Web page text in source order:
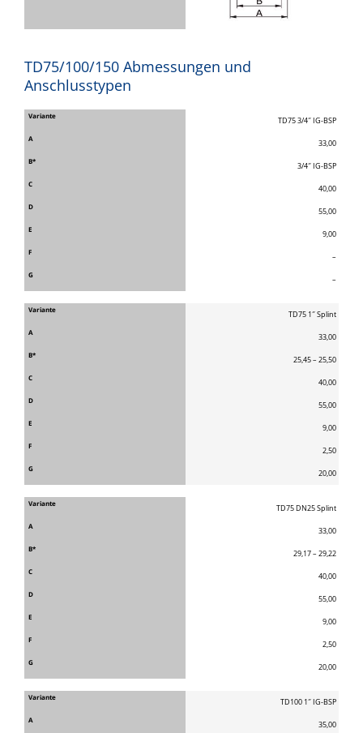
TD75/100/150 Abmessungen und
Anschlusstypen
TD75 3/4″ IG-BSP
33,00
3/4″ IG-BSP
40,00
55,00
9,00
–
–
TD75 1″ Splint
33,00
25,45 – 25,50
40,00
55,00
9,00
2,50
20,00
TD75 DN25 Splint
33,00
29,17 – 29,22
40,00
55,00
9,00
2,50
20,00
TD100 1″ IG-BSP
35,00